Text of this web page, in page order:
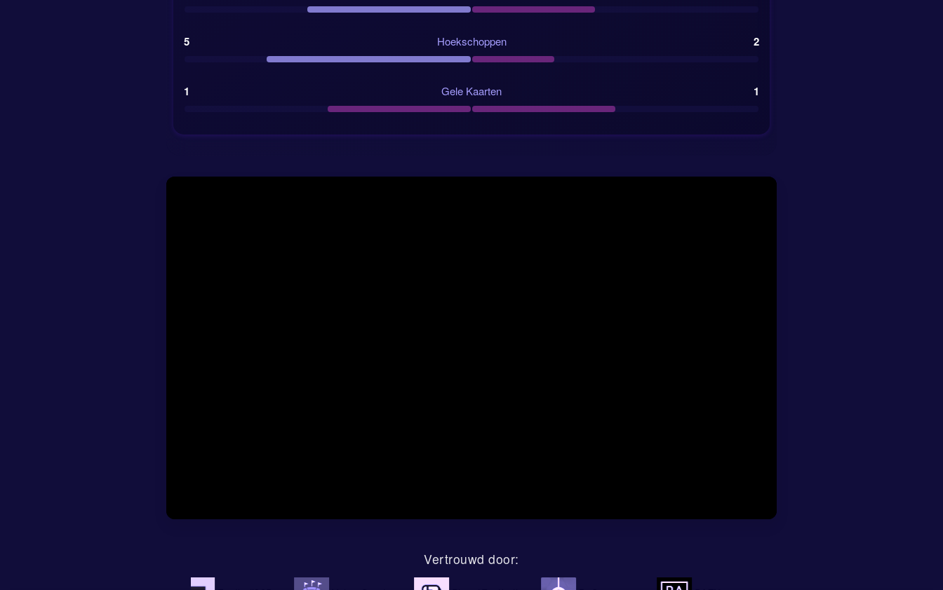
Nederlandse controle, Zweedse weerstand en een wedstrijd waarin de favoriet de betere kansen zou
Belangrijkste AI-wedstrijdstatistieken
Betrouwbaarheid voor 1x2-markt: 7.2/10
Odds voor thuiszege: 1.7
Ook de cornerprognose ondersteunt de Nederlandse druk: in totaal 7 corners, waarvan 5 voor Nederland
en 2 voor Zweden. Het aantal gele kaarten wordt op 1 per ploeg geschat, wat wijst op een competitieve
5 Hoekschoppen 2
1 Gele Kaarten 1
Vertrouwd door: